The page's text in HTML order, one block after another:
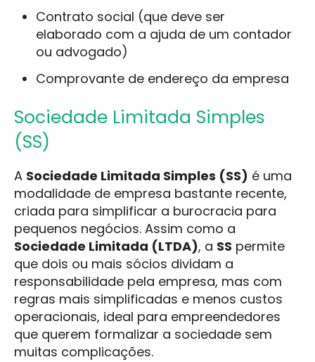
Contrato social (que deve ser
elaborado com a ajuda de um contador
ou advogado)
Comprovante de endereço da empresa
Sociedade Limitada Simples
(SS)
A Sociedade Limitada Simples (SS) é uma
modalidade de empresa bastante recente,
criada para simplificar a burocracia para
pequenos negócios. Assim como a
Sociedade Limitada (LTDA), a SS permite
que dois ou mais sócios dividam a
responsabilidade pela empresa, mas com
regras mais simplificadas e menos custos
operacionais, ideal para empreendedores
que querem formalizar a sociedade sem
muitas complicações.